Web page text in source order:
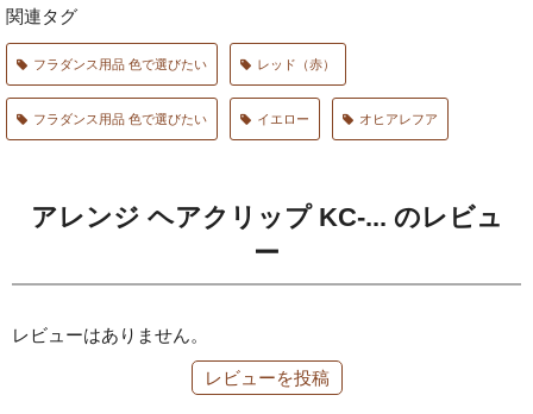
関連タグ
フラダンス用品 色で選びたい レッド（赤）
フラダンス用品 色で選びたい イエロー オヒアレフア
アレンジ ヘアクリップ KC-... のレビュ
ー
レビューはありません。
レビューを投稿